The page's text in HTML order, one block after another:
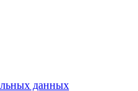
данных